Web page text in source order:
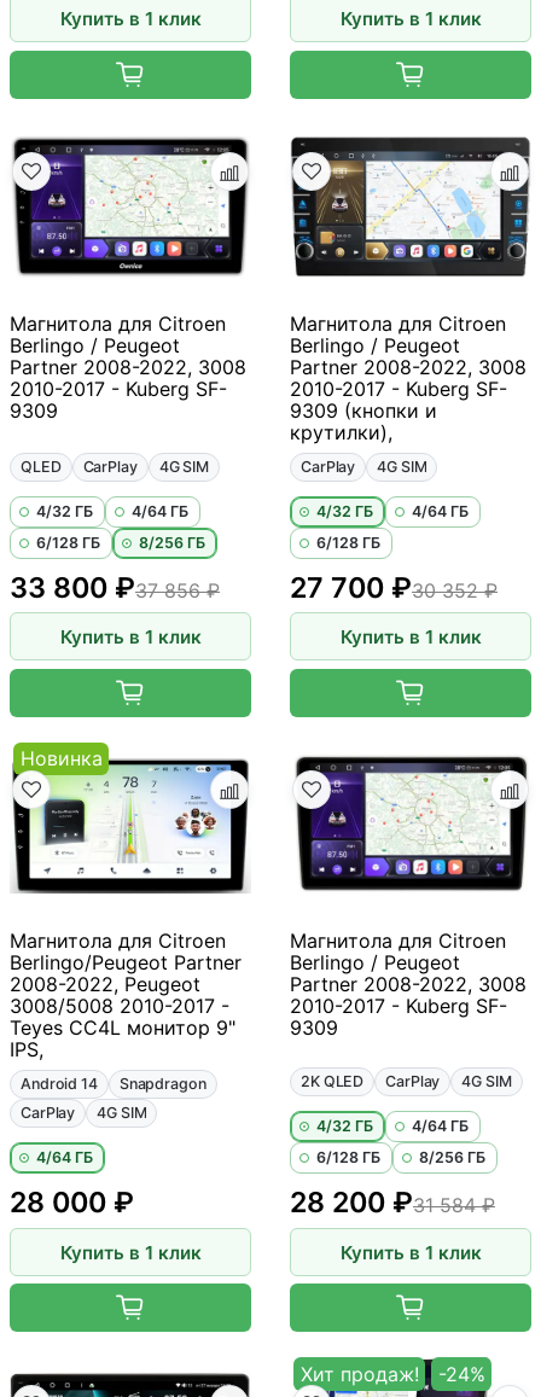
Купить в 1 клик Купить в 1 клик
Магнитола для Citroen
Berlingo / Peugeot
Partner 2008-2022, 3008
2010-2017 - Kuberg SF-
9309
QLED CarPlay 4G SIM
4/32 ГБ
4/64 ГБ
6/128 ГБ
8/256 ГБ
33 800 ₽37 856 ₽
Купить в 1 клик
Магнитола для Citroen
Berlingo / Peugeot
Partner 2008-2022, 3008
2010-2017 - Kuberg SF-
9309 (кнопки и
крутилки),
CarPlay 4G SIM
4/32 ГБ
4/64 ГБ
6/128 ГБ
27 700 ₽30 352 ₽
Купить в 1 клик
Новинка
Магнитола для Citroen
Berlingo/Peugeot Partner
2008-2022, Peugeot
3008/5008 2010-2017 -
Teyes CC4L монитор 9"
IPS,
Android 14
Snapdragon
CarPlay
4G SIM
4/64 ГБ
28 000 ₽
Купить в 1 клик
Магнитола для Citroen
Berlingo / Peugeot
Partner 2008-2022, 3008
2010-2017 - Kuberg SF-
9309
2K QLED CarPlay 4G SIM
4/32 ГБ
4/64 ГБ
6/128 ГБ
8/256 ГБ
28 200 ₽31 584 ₽
Купить в 1 клик
Хит продаж! -24%